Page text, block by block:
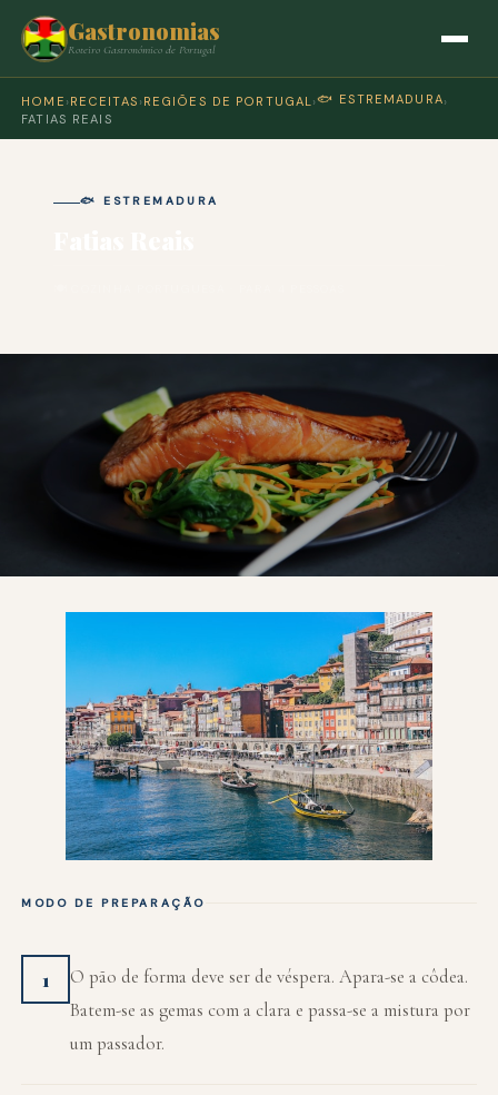
Gastronomias
Roteiro Gastronómico de Portugal
HOME › RECEITAS › REGIÕES DE PORTUGAL ›🐟 ESTREMADURA›
FATIAS REAIS
🐟 ESTREMADURA
MODO DE PREPARAÇÃO
1
O pão de forma deve ser de véspera. Apara-se a côdea.
Batem-se as gemas com a clara e passa-se a mistura por
um passador.